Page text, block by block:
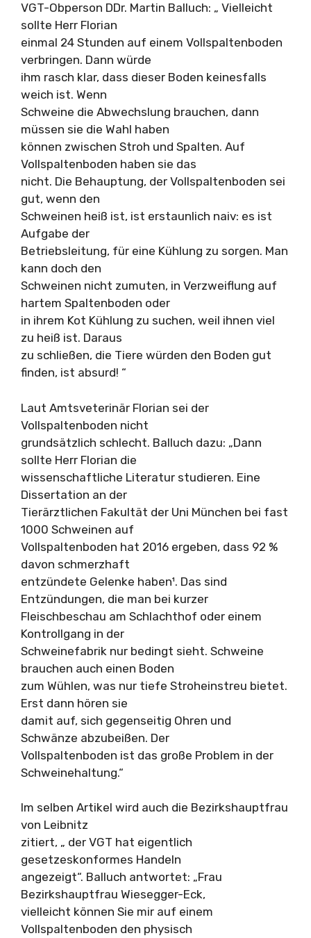
VGT-Obperson DDr. Martin Balluch: „ Vielleicht
sollte Herr Florian
einmal 24 Stunden auf einem Vollspaltenboden
verbringen. Dann würde
ihm rasch klar, dass dieser Boden keinesfalls
weich ist. Wenn
Schweine die Abwechslung brauchen, dann
müssen sie die Wahl haben
können zwischen Stroh und Spalten. Auf
Vollspaltenboden haben sie das
nicht. Die Behauptung, der Vollspaltenboden sei
gut, wenn den
Schweinen heiß ist, ist erstaunlich naiv: es ist
Aufgabe der
Betriebsleitung, für eine Kühlung zu sorgen. Man
kann doch den
Schweinen nicht zumuten, in Verzweiflung auf
hartem Spaltenboden oder
in ihrem Kot Kühlung zu suchen, weil ihnen viel
zu heiß ist. Daraus
zu schließen, die Tiere würden den Boden gut
finden, ist absurd! “
Laut Amtsveterinär Florian sei der
Vollspaltenboden nicht
grundsätzlich schlecht. Balluch dazu: „Dann
sollte Herr Florian die
wissenschaftliche Literatur studieren. Eine
Dissertation an der
Tierärztlichen Fakultät der Uni München bei fast
1000 Schweinen auf
Vollspaltenboden hat 2016 ergeben, dass 92 %
davon schmerzhaft
entzündete Gelenke haben¹. Das sind
Entzündungen, die man bei kurzer
Fleischbeschau am Schlachthof oder einem
Kontrollgang in der
Schweinefabrik nur bedingt sieht. Schweine
brauchen auch einen Boden
zum Wühlen, was nur tiefe Stroheinstreu bietet.
Erst dann hören sie
damit auf, sich gegenseitig Ohren und
Schwänze abzubeißen. Der
Vollspaltenboden ist das große Problem in der
Schweinehaltung.“
Im selben Artikel wird auch die Bezirkshauptfrau
von Leibnitz
zitiert, „ der VGT hat eigentlich
gesetzeskonformes Handeln
angezeigt“. Balluch antwortet: „Frau
Bezirkshauptfrau Wiesegger-Eck,
vielleicht können Sie mir auf einem
Vollspaltenboden den physisch